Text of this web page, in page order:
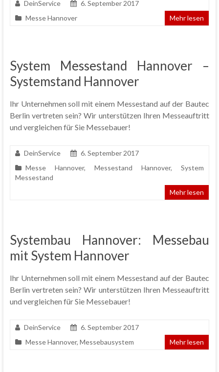
DeinService
6. September 2017
Messe Hannover
Mehr lesen
System Messestand Hannover –
Systemstand Hannover
Ihr Unternehmen soll mit einem Messestand auf der Bautec
Berlin vertreten sein? Wir unterstützen Ihren Messeauftritt
und vergleichen für Sie Messebauer!
DeinService
6. September 2017
Messe Hannover, Messestand Hannover,System
Messestand
Mehr lesen
Systembau Hannover: Messebau
mit System Hannover
Ihr Unternehmen soll mit einem Messestand auf der Bautec
Berlin vertreten sein? Wir unterstützen Ihren Messeauftritt
und vergleichen für Sie Messebauer!
DeinService
6. September 2017
Messe Hannover, Messebausystem Mehr lesen